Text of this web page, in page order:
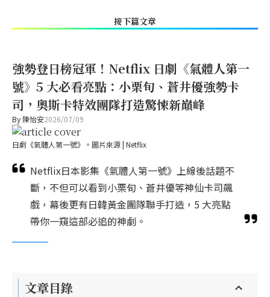
接下篇文章
強勢登日榜冠軍！Netflix 日劇《氣體人第一
號》5 大必看亮點：小栗旬、蒼井優強勢卡
司，奧斯卡特效團隊打造驚悚新巔峰
By 陳怡安2026/07/09
日劇《氣體人第一號》。圖片來源 | Netflix
Netflix日本影集《氣體人第一號》上線後話題不
斷，不但可以看到小栗旬、蒼井優等神仙卡司飆
戲，幕後更有日韓黃金團隊聯手打造，5 大亮點
帶你一窺這部必追的神劇。
文章目錄